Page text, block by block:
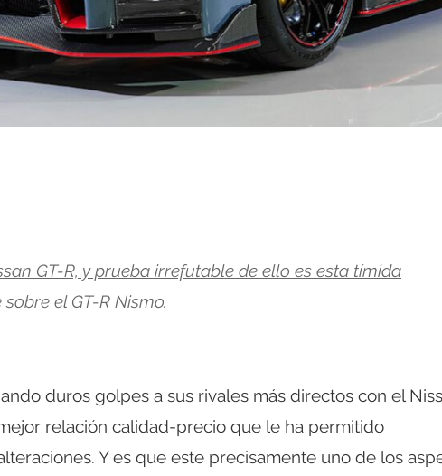
GT-R, y prueba irrefutable de ello es esta tímida
el GT-R Nismo.
duros golpes a sus rivales más directos con el
relación calidad-precio que le ha permitido
Y es que este precisamente uno de los